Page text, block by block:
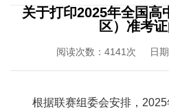
关于打印2025年全国高
区）准考
阅读次数： 4141 次 日
根据联赛组委会安排，